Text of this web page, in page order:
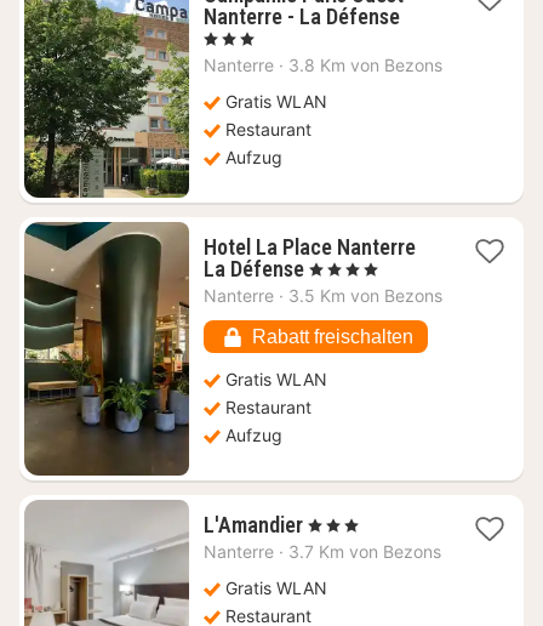
Nanterre - La Défense1
ab
, 3 Sterne
Nanterre · 3.8 Km von Bezons
Gratis WLAN
Restaurant
Aufzug
Hotel La Place Nanterre
La Défense1
Nacht
108,13
€
, 4 Sterne
Nanterre · 3.5 Km von Bezons
Rabatt freischalten
Gratis WLAN
Restaurant
Aufzug
L'Amandier1
Nacht
58,71
€
, 3 Sterne
Nanterre · 3.7 Km von Bezons
Gratis WLAN
Restaurant